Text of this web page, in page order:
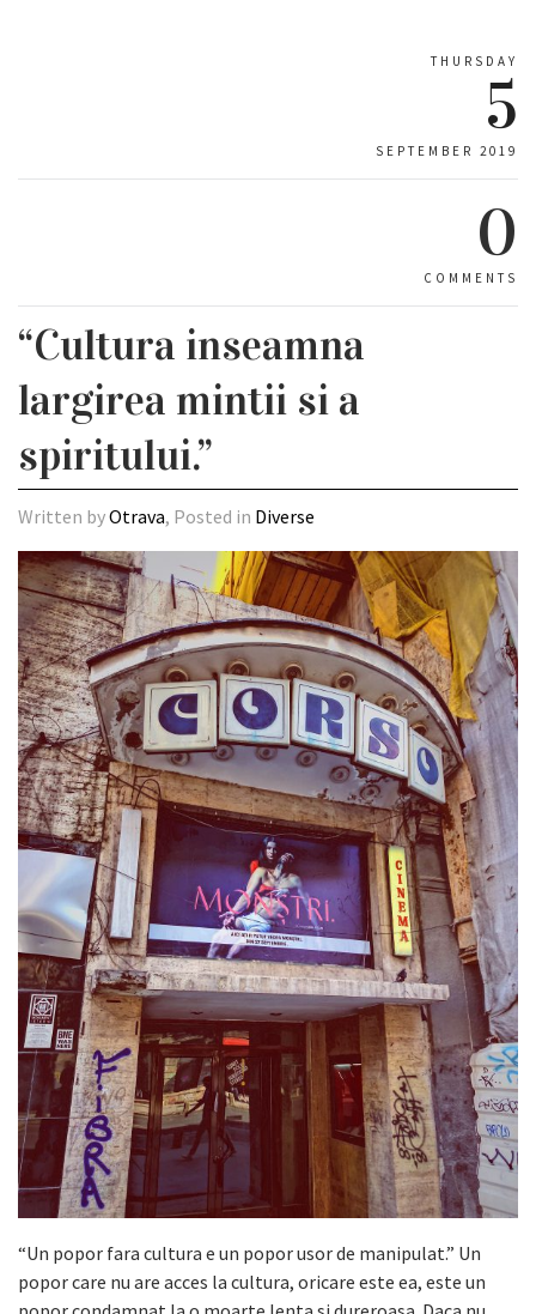
THURSDAY
5
SEPTEMBER 2019
0
COMMENTS
“Cultura inseamna
largirea mintii si a
spiritului.”
Written byOtrava, Posted in Diverse
“Un popor fara cultura e un popor usor de manipulat.” Un
popor care nu are acces la cultura, oricare este ea, este un